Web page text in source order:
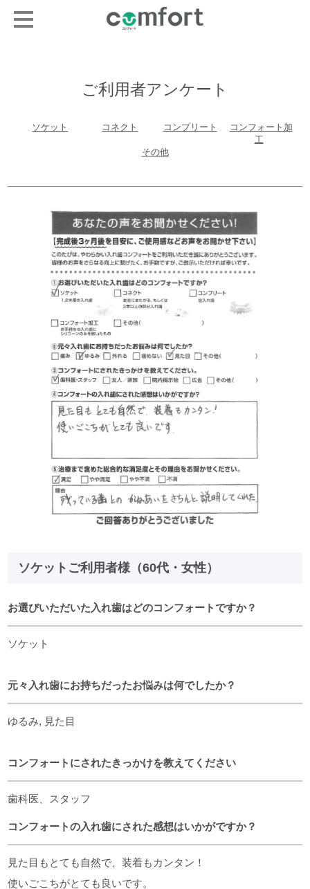
ご利用者アンケート
ソケット コネクト コンプリート
コンフォート加
工
その他
ソケットご利用者様（60代・女性）
お選びいただいた入れ歯はどのコンフォートですか？
ソケット
元々入れ歯にお持ちだったお悩みは何でしたか？
ゆるみ, 見た目
コンフォートにされたきっかけを教えてください
歯科医、スタッフ
コンフォートの入れ歯にされた感想はいかがですか？
見た目もとても自然で、装着もカンタン！
使いごこちがとても良いです。